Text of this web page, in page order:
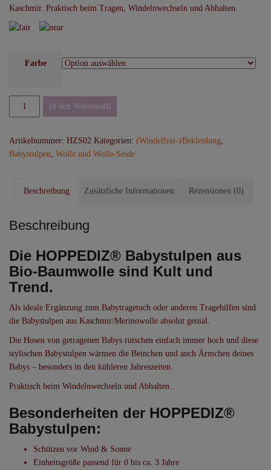
Kaschmir. Praktisch beim Tragen, Windelnwechseln und Abhalten.
Farbe
Hoppediz
und
Kaschmir
In den Warenkorb
Artikelnummer: HZS02 Kategorien: (Windelfrei-) Bekleidung
Babystulpen Wolle und Wolle-Seide
Beschreibung Zusätzliche Informationen Rezensionen (0)
Beschreibung
Die HOPPEDIZ® Babystulpen aus
Bio-Baumwolle sind Kult und
Trend.
Als ideale Ergänzung zum Babytragetuch oder anderen Tragehilfen sind
die Babystulpen aus Kaschmir/Merinowolle absolut genial.
Die Hosen von getragenen Babys rutschen einfach immer hoch und diese
stylischen Babystulpen wärmen die Beinchen und auch Ärmchen deines
Babys – besonders in den kühleren Jahreszeiten.
Praktisch beim Windelnwechseln und Abhalten.
Besonderheiten der HOPPEDIZ®
Babystulpen:
Schützen vor Wind & Sonne
Einheitsgröße passend für 0 bis ca. 3 Jahre